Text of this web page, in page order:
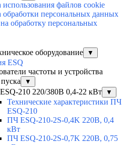
файлов cookie
персональных данных
обработку персональных
оборудование ▼
ESQ
частоты и устройства
▼
210 220/380В 0,4-22 кВт ▼
Технические характеристики ПЧ
ESQ-210
ПЧ ESQ-210-2S-0,4K 220В, 0,4
кВт
ПЧ ESQ-210-2S-0,7K 220В, 0,75